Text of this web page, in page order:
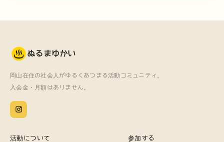
ぬるまゆかい
岡山在住の社会人がゆるくあつまる活動コミュニティ。
入会金・月額はありません。
活動について 参加する